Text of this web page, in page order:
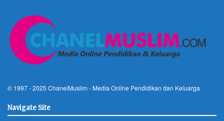
© 1997 - 2025 ChanelMuslim - Media Online Pendidikan dan Keluarga
Navigate Site